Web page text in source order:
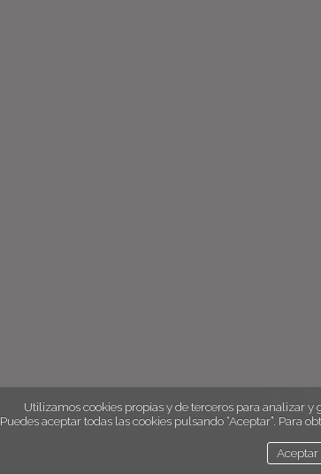
aviso legal
Utilizamos cookies propias y de terceros para analizar y
Puedes aceptar todas las cookies pulsando “Aceptar”. Para
Aceptar